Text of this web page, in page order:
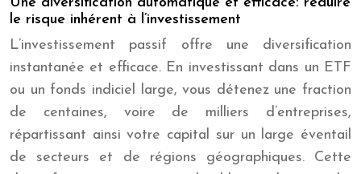
Une diversification automatique et efficace: réduire
le risque inhérent à l’investissement
L’investissement passif offre une diversification
instantanée et efficace. En investissant dans un ETF
ou un fonds indiciel large, vous détenez une fraction
de centaines, voire de milliers d’entreprises,
répartissant ainsi votre capital sur un large éventail
de secteurs et de régions géographiques. Cette